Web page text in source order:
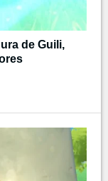
de Guili,